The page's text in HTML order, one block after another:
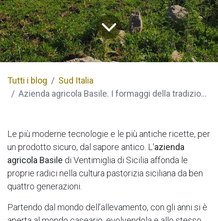
Tutti i blog
Sud Italia
Azienda agricola Basile. I formaggi della tradizione nascono a Ventimiglia
Le più moderne tecnologie e le più antiche ricette, per
un prodotto sicuro, dal sapore antico. L'azienda
agricola Basile di Ventimiglia di Sicilia affonda le
proprie radici nella cultura pastorizia siciliana da ben
quattro generazioni.
Partendo dal mondo dell’allevamento, con gli anni si è